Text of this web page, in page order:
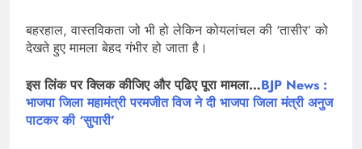
बहरहाल, वास्तविकता जो भी हो लेकिन कोयलांचल की ‘तासीर’ को
देखते हुए मामला बेहद गंभीर हो जाता है।
इस लिंक पर क्लिक कीजिए और पढि़ए पूरा मामला…BJP News :
भाजपा जिला महामंत्री परमजीत विज ने दी भाजपा जिला मंत्री अनुज
पाटकर की ‘सुपारी’